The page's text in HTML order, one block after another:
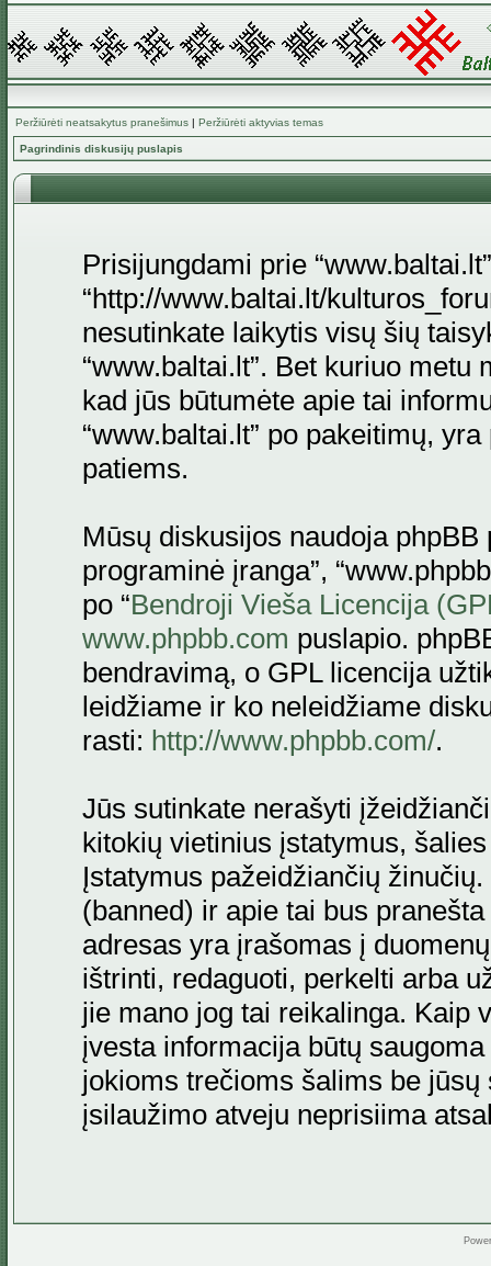
Peržiūrėti neatsakytus pranešimus | Peržiūrėti aktyvias temas
Pagrindinis diskusijų puslapis
Prisijungdami prie
“http://www.baltai.lt/
nesutinkate laikytis visų šių
“www.baltai.lt”. Bet kuriuo
kad jūs būtumėte apie tai
“www.baltai.lt” po pakeitimų,
patiems.
Mūsų diskusijos naudoja phpBB
programinė įranga”,
po “Bendroji Vieša Licencija
www.phpbb.com puslapio.
bendravimą, o GPL licencija
leidžiame ir ko neleidžiame
rasti: http://www.phpbb.com/.
Jūs sutinkate nerašyti
kitokių vietinius įstatymus,
Įstatymus pažeidžiančių
(banned) ir apie tai bus
adresas yra įrašomas į
ištrinti, redaguoti, perkelti arba
jie mano jog tai reikalinga. Kaip
įvesta informacija būtų
jokioms trečioms šalims be jūsų
įsilaužimo atveju neprisiima